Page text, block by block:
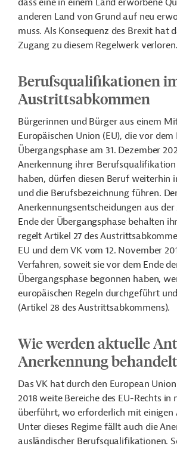
dass eine in einem Land erworbene
anderen Land von Grund auf neu
muss. Als Konsequenz des Brexit hat
Zugang zu diesem Regelwerk verloren.
Berufsqualifikationen
Austrittsabkommen
Bürgerinnen und Bürger aus einem
Europäischen Union (EU), die vor dem
Übergangsphase am 31. Dezember
Anerkennung ihrer
haben, dürfen diesen Beruf weiterhin
und die Berufsbezeichnung führen.
Anerkennungsentscheidungen aus
Ende der Übergangsphase behalten
regelt Artikel 27 des
EU und dem VK vom 12. November
Verfahren, soweit sie vor dem Ende
Übergangsphase begonnen haben,
europäischen Regeln durchgeführt
(Artikel 28 des Austrittsabkommens).
Wie werden aktuelle
Anerkennung
Das VK hat durch den European
2018 weite Bereiche des EU-Rechts in
überführt, wo erforderlich mit einigen
Unter dieses Regime fällt auch die
ausländischer Berufsqualifikationen.